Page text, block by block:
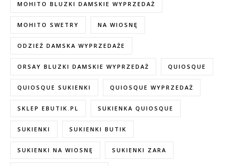
MOHITO BLUZKI DAMSKIE WYPRZEDAŻ
MOHITO SWETRY NA WIOSNĘ
ODZIEŻ DAMSKA WYPRZEDAŻE
ORSAY BLUZKI DAMSKIE WYPRZEDAŻ QUIOSQUE
QUIOSQUE SUKIENKI QUIOSQUE WYPRZEDAŻ
SKLEP EBUTIK.PL SUKIENKA QUIOSQUE
SUKIENKI SUKIENKI BUTIK
SUKIENKI NA WIOSNĘ SUKIENKI ZARA